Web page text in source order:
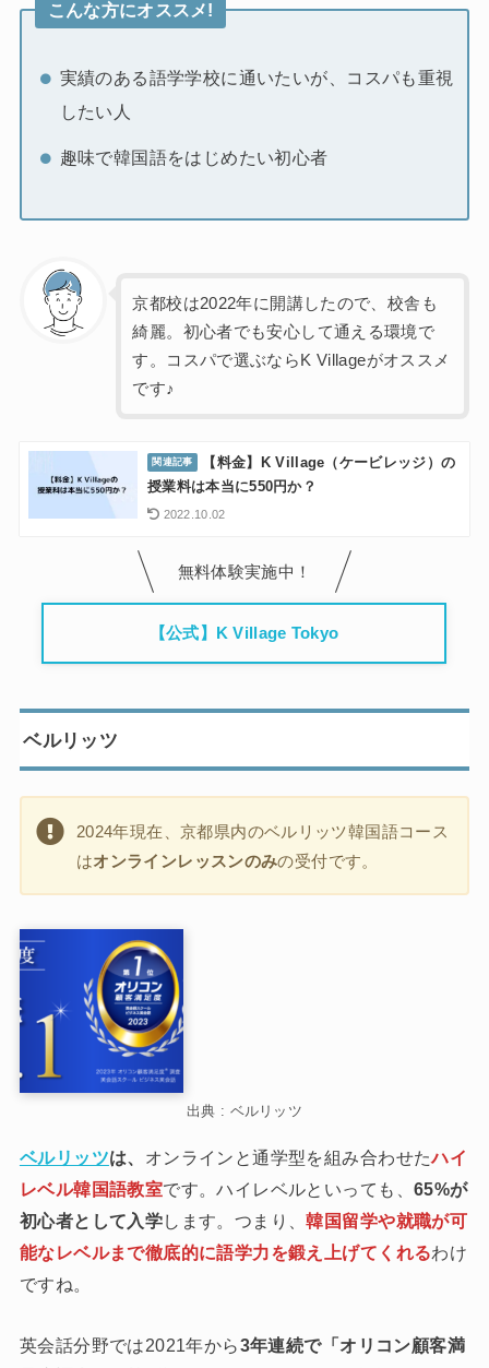
こんな方にオススメ!
実績のある語学学校に通いたいが、コスパも重視
したい人
趣味で韓国語をはじめたい初心者
京都校は2022年に開講したので、校舎も
綺麗。初心者でも安心して通える環境で
す。コスパで選ぶならK Villageがオススメ
です♪
【料金】K Village（ケービレッジ）の
授業料は本当に550円か？
2022.10.02
無料体験実施中！
【公式】K Village Tokyo
ベルリッツ
2024年現在、京都県内のベルリッツ韓国語コース
はオンラインレッスンのみの受付です。
出典 : ベルリッツ
ベルリッツは、 オンラインと通学型を組み合わせたハイ
レベル韓国語教室です。ハイレベルといっても、 65%が
初心者として入学します。つまり、韓国留学や就職が可
能なレベルまで徹底的に語学力を鍛え上げてくれるわけ
ですね。
英会話分野では2021年から3年連続で「オリコン顧客満